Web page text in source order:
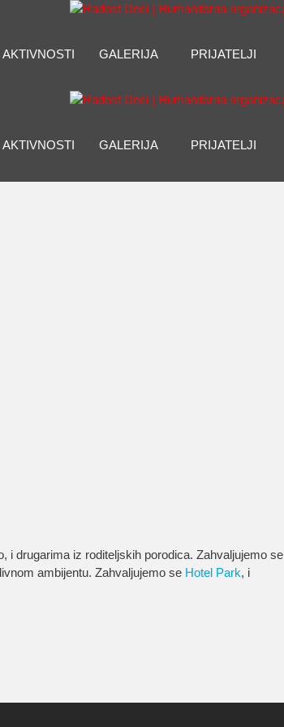
AKTIVNOSTI GALERIJA PRIJATELJI
AKTIVNOSTI GALERIJA PRIJATELJI
i drugarima iz roditeljskih porodica. Zahvaljujemo se
ambijentu. Zahvaljujemo se Hotel Park, i